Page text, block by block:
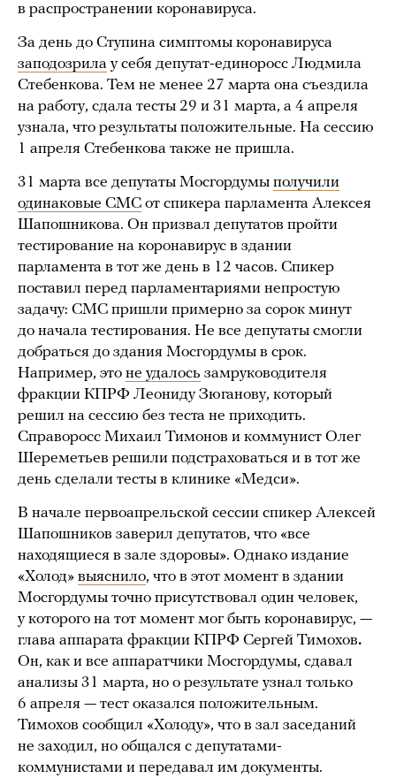
в распространении коронавируса.
За день до Ступина симптомы коронавируса
заподозрила у себя депутат-единоросс Людмила
Стебенкова. Тем не менее 27 марта она съездила
на работу, сдала тесты 29 и 31 марта, а 4 апреля
узнала, что результаты положительные. На сессию
1 апреля Стебенкова также не пришла.
31 марта все депутаты Мосгордумы получили
одинаковые СМС от спикера парламента Алексея
Шапошникова. Он призвал депутатов пройти
тестирование на коронавирус в здании
парламента в тот же день в 12 часов. Спикер
поставил перед парламентариями непростую
задачу: СМС пришли примерно за сорок минут
до начала тестирования. Не все депутаты смогли
добраться до здания Мосгордумы в срок.
Например, это не удалось замруководителя
фракции КПРФ Леониду Зюганову, который
решил на сессию без теста не приходить.
Справоросс Михаил Тимонов и коммунист Олег
Шереметьев решили подстраховаться и в тот же
день сделали тесты в клинике «Медси».
В начале первоапрельской сессии спикер Алексей
Шапошников заверил депутатов, что «все
находящиеся в зале здоровы». Однако издание
«Холод» выяснило, что в этот момент в здании
Мосгордумы точно присутствовал один человек,
у которого на тот момент мог быть коронавирус, —
глава аппарата фракции КПРФ Сергей Тимохов.
Он, как и все аппаратчики Мосгордумы, сдавал
анализы 31 марта, но о результате узнал только
6 апреля — тест оказался положительным.
Тимохов сообщил «Холоду», что в зал заседаний
не заходил, но общался с депутатами-
коммунистами и передавал им документы.